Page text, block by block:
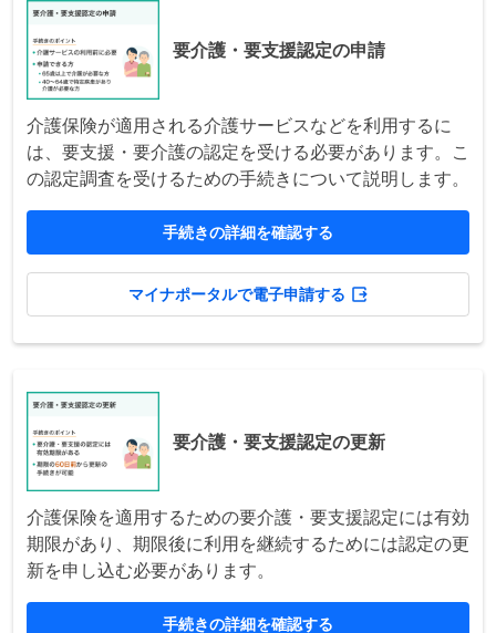
要介護・要支援認定の申請
介護保険が適用される介護サービスなどを利用するに
は、要支援・要介護の認定を受ける必要があります。こ
の認定調査を受けるための手続きについて説明します。
手続きの詳細を確認する
マイナポータルで電子申請する
要介護・要支援認定の更新
介護保険を適用するための要介護・要支援認定には有効
期限があり、期限後に利用を継続するためには認定の更
新を申し込む必要があります。
手続きの詳細を確認する